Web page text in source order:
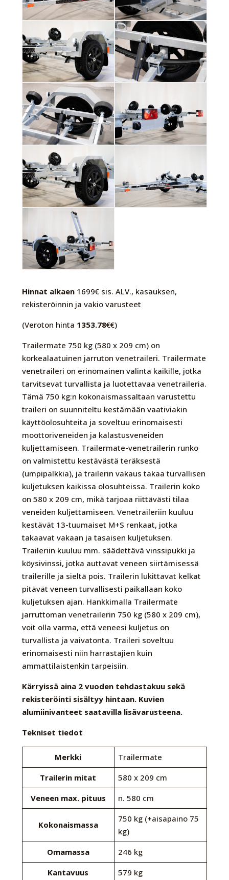
Hinnat alkaen1699€ sis. ALV., kasauksen,
rekisteröinnin ja vakio varusteet
(Veroton hinta 1353.78€€)
Trailermate 750 kg (580 x 209 cm) on
korkealaatuinen jarruton venetraileri. Trailermate
venetraileri on erinomainen valinta kaikille, jotka
tarvitsevat turvallista ja luotettavaa venetraileria.
Tämä 750 kg:n kokonaismassaltaan varustettu
traileri on suunniteltu kestämään vaativiakin
käyttöolosuhteita ja soveltuu erinomaisesti
moottoriveneiden ja kalastusveneiden
kuljettamiseen. Trailermate-venetrailerin runko
on valmistettu kestävästä teräksestä
(umpipalkkia), ja trailerin vakaus takaa turvallisen
kuljetuksen kaikissa olosuhteissa. Trailerin koko
on 580 x 209 cm, mikä tarjoaa riittävästi tilaa
veneiden kuljettamiseen. Venetraileriin kuuluu
kestävät 13-tuumaiset M+S renkaat, jotka
takaavat vakaan ja tasaisen kuljetuksen.
Traileriin kuuluu mm. säädettävä vinssipukki ja
köysivinssi, jotka auttavat veneen siirtämisessä
trailerille ja sieltä pois. Trailerin lukittavat kelkat
pitävät veneen turvallisesti paikallaan koko
kuljetuksen ajan. Hankkimalla Trailermate
jarruttoman venetrailerin 750 kg (580 x 209 cm),
voit olla varma, että veneesi kuljetus on
turvallista ja vaivatonta. Traileri soveltuu
erinomaisesti niin harrastajien kuin
ammattilaistenkin tarpeisiin.
Kärryissä aina 2 vuoden tehdastakuu sekä
rekisteröinti sisältyy hintaan. Kuvien
alumiinivanteet saatavilla lisävarusteena.
Tekniset tiedot
Merkki
Trailermate
Trailerin mitat
580 x 209 cm
Veneen max. pituus
n. 580 cm
Kokonaismassa
750 kg (+aisapaino 75
kg)
Omamassa
246 kg
Kantavuus
579 kg